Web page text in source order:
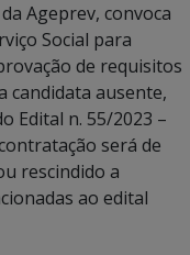
Ageprev, convoca
Social para
de requisitos
candidata ausente,
Edital n. 55/2023 –
será de
rescindido a
ao edital